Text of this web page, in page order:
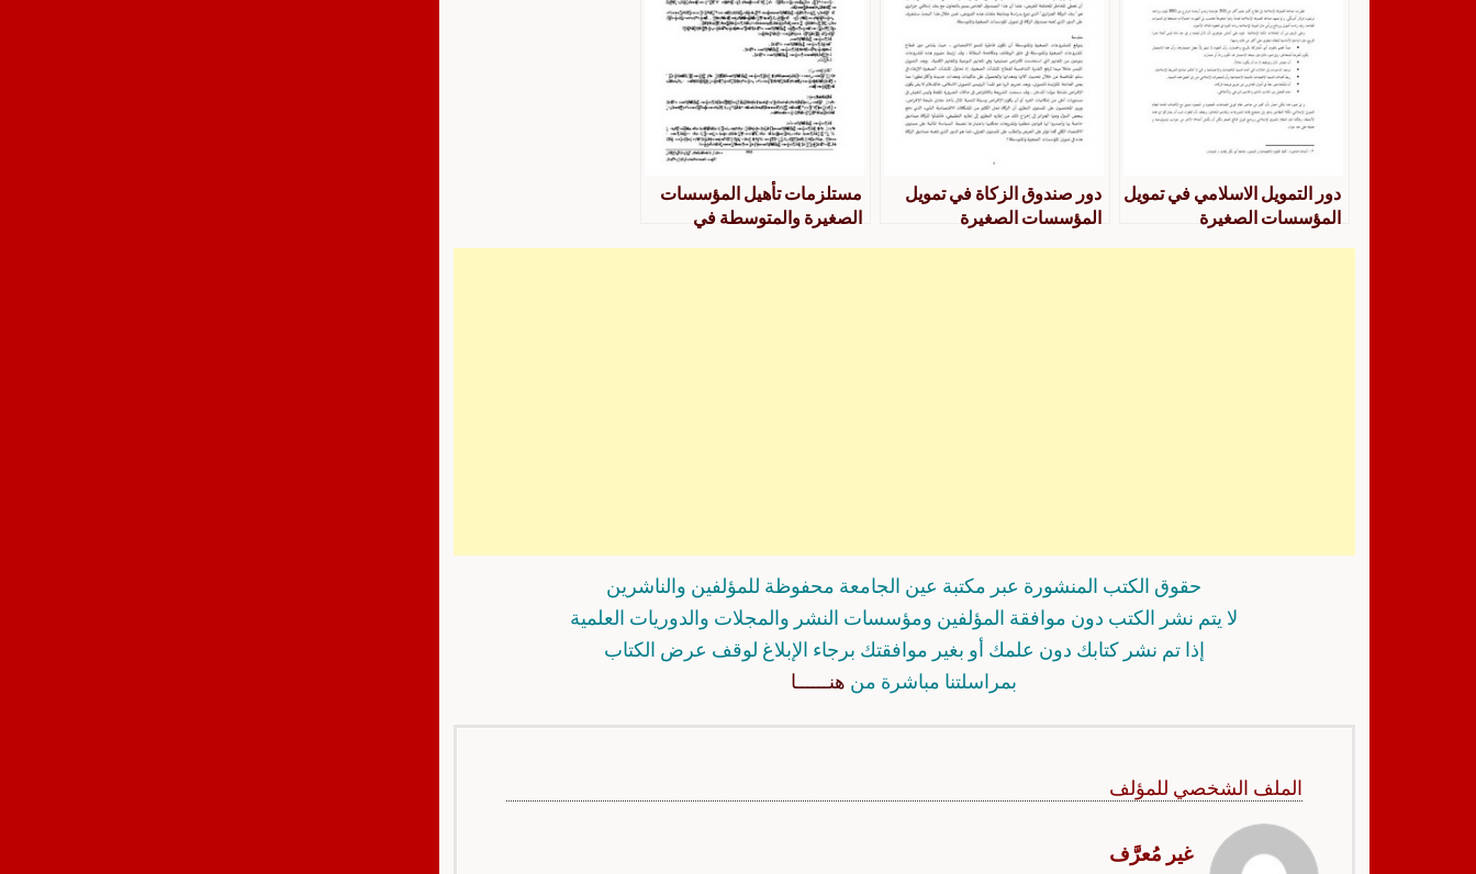
دور التمويل الاسلامي في تمويل
المؤسسات الصغيرة
دور صندوق الزكاة في تمويل
المؤسسات الصغيرة
مستلزمات تأهيل المؤسسات
الصغيرة والمتوسطة في
حقوق الكتب المنشورة عبر مكتبة عين الجامعة محفوظة للمؤلفين والناشرين
لا يتم نشر الكتب دون موافقة المؤلفين ومؤسسات النشر والمجلات والدوريات العلمية
إذا تم نشر كتابك دون علمك أو بغير موافقتك برجاء الإبلاغ لوقف عرض الكتاب
بمراسلتنا مباشرة من هنــــــا
الملف الشخصي للمؤلف
غير مُعرَّف